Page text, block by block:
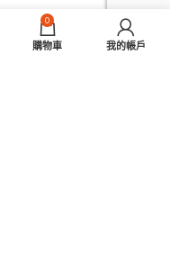
0
購物車 我的帳戶